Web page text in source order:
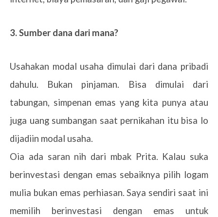
3. Sumber dana dari mana?
Usahakan modal usaha dimulai dari dana pribadi
dahulu. Bukan pinjaman. Bisa dimulai dari
tabungan, simpenan emas yang kita punya atau
juga uang sumbangan saat pernikahan itu bisa lo
dijadiin modal usaha.
Oia ada saran nih dari mbak Prita. Kalau suka
berinvestasi dengan emas sebaiknya pilih logam
mulia bukan emas perhiasan. Saya sendiri saat ini
memilih berinvestasi dengan emas untuk